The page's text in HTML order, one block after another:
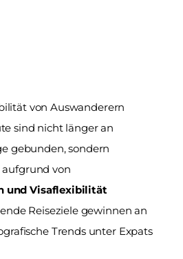
von Auswanderern
sind nicht länger an
gebunden, sondern
und Visaflexibilität
Reiseziele gewinnen an
Trends unter Expats